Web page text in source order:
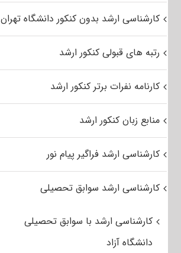
کارشناسی ارشد بدون کنکور دانشگاه تهران
رتبه های قبولی کنکور ارشد
کارنامه نفرات برتر کنکور ارشد
منابع زبان کنکور ارشد
کارشناسی ارشد فراگیر پیام نور
کارشناسی ارشد سوابق تحصیلی
کارشناسی ارشد با سوابق تحصیلی
دانشگاه آزاد